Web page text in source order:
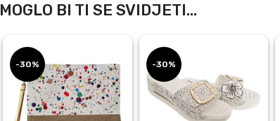
MOGLO BI TI SE SVIDJETI...
-30% -30%